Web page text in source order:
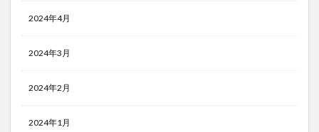
2024年4月
2024年3月
2024年2月
2024年1月